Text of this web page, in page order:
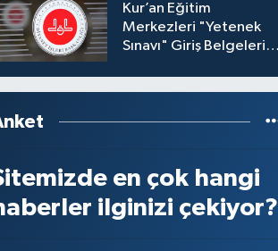
Kur’an Eğitim
Merkezleri "Yetenek
Sınavı" Giriş Belgeleri
en çok hangi
ilginizi çekiyor?